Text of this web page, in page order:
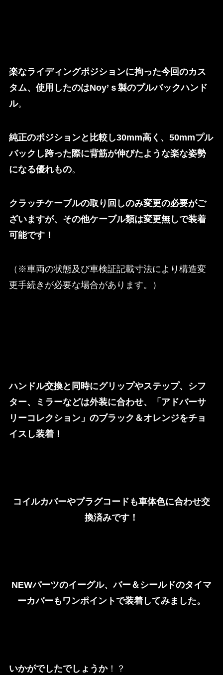
楽なライディングポジションに拘った今回のカス
タム、使用したのはNoy’ｓ製のプルバックハンド
ル。
純正のポジションと比較し30mm高く、50mmプル
バックし跨った際に背筋が伸びたような楽な姿勢
になる優れもの。
クラッチケーブルの取り回しのみ変更の必要がご
ざいますが、その他ケーブル類は変更無しで装着
可能です！
（※車両の状態及び車検証記載寸法により構造変
更手続きが必要な場合があります。）
ハンドル交換と同時にグリップやステップ、シフ
ター、ミラーなどは外装に合わせ、「アドバーサ
リーコレクション」のブラック＆オレンジをチョ
イスし装着！
コイルカバーやプラグコードも車体色に合わせ交
換済みです！
NEWパーツのイーグル、バー＆シールドのタイマ
ーカバーもワンポイントで装着してみました。
いかがでしたでしょうか！？